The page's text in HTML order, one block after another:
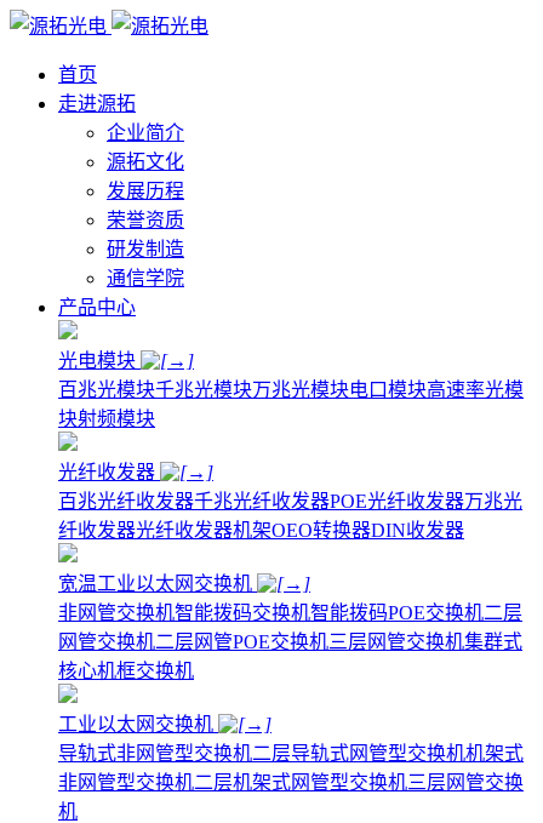
首页
走进源拓
企业简介
源拓文化
发展历程
荣誉资质
研发制造
通信学院
产品中心
光电模块
百兆光模块千兆光模块万兆光模块电口模块高速率光模
块射频模块
光纤收发器
百兆光纤收发器千兆光纤收发器POE光纤收发器万兆光
纤收发器光纤收发器机架OEO转换器DIN收发器
宽温工业以太网交换机
非网管交换机智能拨码交换机智能拨码POE交换机二层
网管交换机二层网管POE交换机三层网管交换机集群式
核心机框交换机
工业以太网交换机
导轨式非网管型交换机二层导轨式网管型交换机机架式
非网管型交换机二层机架式网管型交换机三层网管交换
机